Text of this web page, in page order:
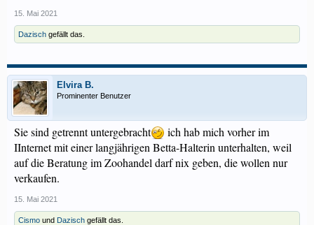
15. Mai 2021
Dazisch gefällt das.
Elvira B.
Prominenter Benutzer
Sie sind getrennt untergebracht
ich hab mich vorher im
IInternet mit einer langjährigen Betta-Halterin unterhalten, weil
auf die Beratung im Zoohandel darf nix geben, die wollen nur
verkaufen.
15. Mai 2021
Cismo und Dazisch gefällt das.